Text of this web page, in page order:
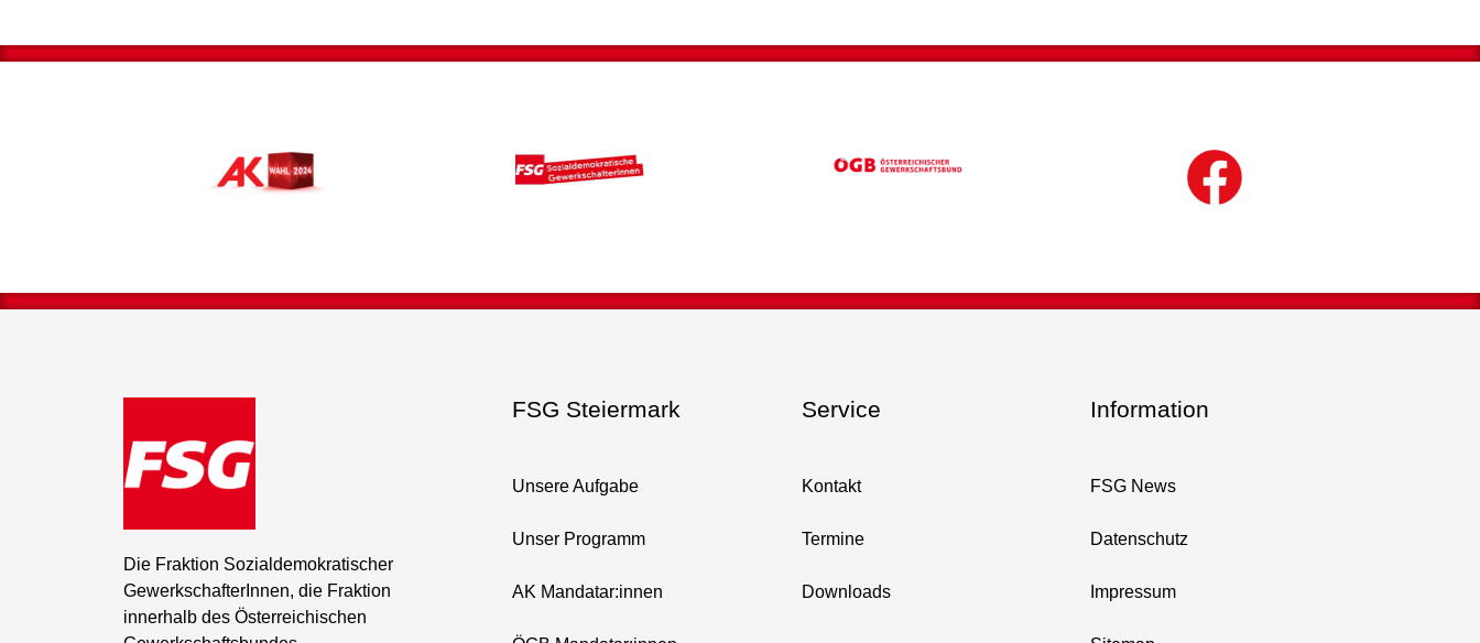
Die Fraktion Sozialdemokratischer
GewerkschafterInnen, die Fraktion
innerhalb des Österreichischen
FSG Steiermark
Unsere Aufgabe
Unser Programm
AK Mandatar:innen
Service
Kontakt
Termine
Downloads
Information
FSG News
Datenschutz
Impressum